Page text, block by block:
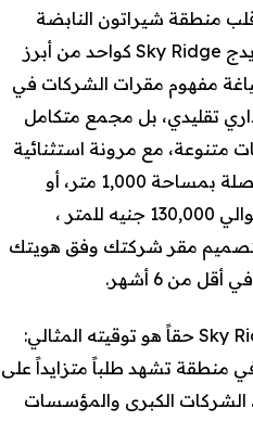
منطقة شيراتون النابضة
بالحياة، يرتفع مشروع سكاي ريدج Sky Ridge كواحد من أبرز
مفهوم مقرات الشركات في
تقليدي، بل مجمع متكامل
متنوعة، مع مرونة استثنائية
في البيع: مبانٍ كاملة، أدوار منفصلة بمساحة 1,000 متر، أو
مكاتب إدارية مستقلة. بسعر حوالي 130,000 جنيه للمتر ،
مقر شركتك وفق هويتك
من 6 أشهر.
ما يميز مشروع Sky Ridge Sheraton حقاً هو توقيته المثالي:
منطقة تشهد طلباً متزايداً على
الشركات الكبرى والمؤسسات